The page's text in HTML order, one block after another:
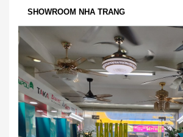
SHOWROOM NHA TRANG